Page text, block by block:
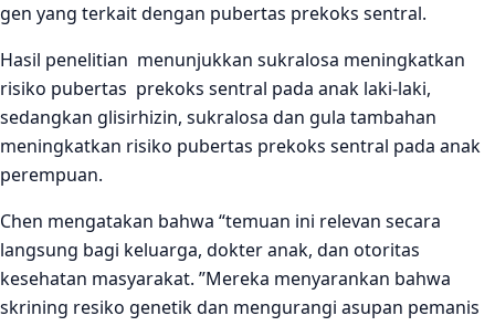
gen yang terkait dengan pubertas prekoks sentral.
Hasil penelitian menunjukkan sukralosa meningkatkan
risiko pubertas prekoks sentral pada anak laki-laki,
sedangkan glisirhizin, sukralosa dan gula tambahan
meningkatkan risiko pubertas prekoks sentral pada anak
perempuan.
Chen mengatakan bahwa “temuan ini relevan secara
langsung bagi keluarga, dokter anak, dan otoritas
kesehatan masyarakat. ”Mereka menyarankan bahwa
skrining resiko genetik dan mengurangi asupan pemanis